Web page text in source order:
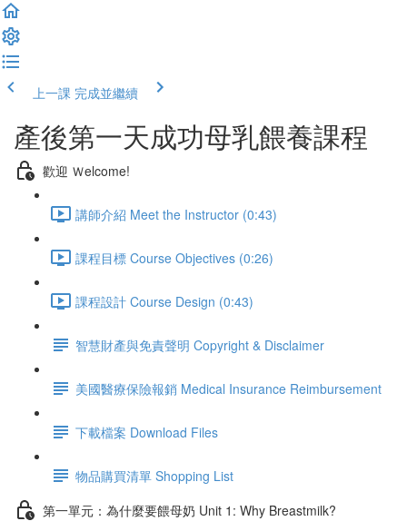
上一課 完成並繼續
產後第一天成功母乳餵養課程
歡迎 Ｗelcome!
講師介紹 Meet the Instructor (0:43)
課程目標 Course Objectives (0:26)
課程設計 Course Design (0:43)
智慧財產與免責聲明 Copyright & Disclaimer
美國醫療保險報銷 Medical Insurance Reimbursement
下載檔案 Download Files
物品購買清單 Shopping List
第一單元：為什麼要餵母奶 Unit 1: Why Breastmilk?